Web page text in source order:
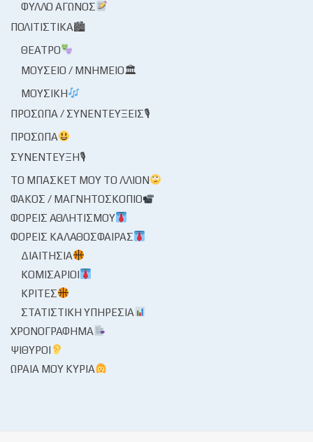
ΦΎΛΛΟ ΑΓΏΝΟΣ
ΠΟΛΙΤΙΣΤΙΚΆ🏙
ΘΈΑΤΡΟ
ΜΟΥΣΕΊΟ / ΜΝΗΜΕΊΟ🏛
ΜΟΥΣΙΚΉ
ΠΡΌΣΩΠΑ / ΣΥΝΕΝΤΕΎΞΕΙΣ🎙
ΠΡΌΣΩΠΑ
ΣΥΝΈΝΤΕΥΞΗ🎙
ΤΟ ΜΠΆΣΚΕΤ ΜΟΥ ΤΟ ΛΛΊΟΝ
ΦΑΚΌΣ / ΜΑΓΝΗΤΟΣΚΌΠΙΟ
ΦΟΡΕΊΣ ΑΘΛΗΤΙΣΜΟΎ
ΦΟΡΕΊΣ ΚΑΛΑΘΌΣΦΑΙΡΑΣ
ΔΙΑΙΤΗΣΊΑ
ΚΟΜΙΣΆΡΙΟΙ
ΚΡΙΤΈΣ
ΣΤΑΤΙΣΤΙΚΉ ΥΠΗΡΕΣΊΑ
ΧΡΟΝΟΓΡΆΦΗΜΑ
ΨΊΘΥΡΟΙ
ΩΡΑΊΑ ΜΟΥ ΚΥΡΊΑ